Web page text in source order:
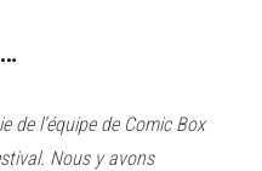
de l’équipe de Comic Box
Nous y avons